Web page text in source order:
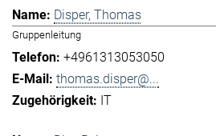
Disper, Thomas
Gruppenleitung
+4961313053050
thomas.disper@...
IT